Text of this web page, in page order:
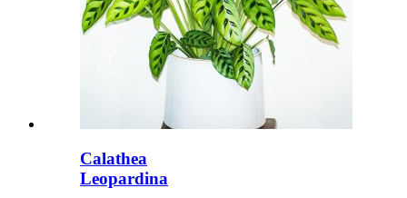
Calathea
Leopardina